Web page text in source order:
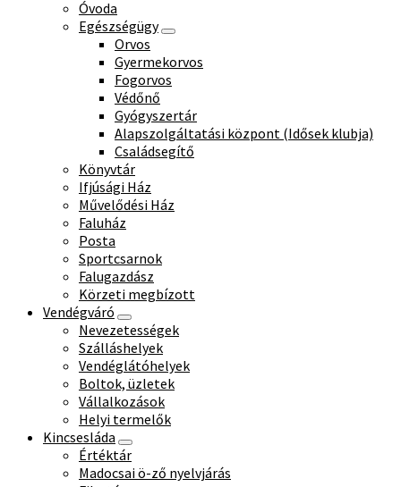
Óvoda
Egészségügy
Orvos
Gyermekorvos
Fogorvos
Védőnő
Gyógyszertár
Alapszolgáltatási központ (Idősek klubja)
Családsegítő
Könyvtár
Ifjúsági Ház
Művelődési Ház
Faluház
Posta
Sportcsarnok
Falugazdász
Körzeti megbízott
Vendégváró
Nevezetességek
Szálláshelyek
Vendéglátóhelyek
Boltok, üzletek
Vállalkozások
Helyi termelők
Kincsesláda
Értéktár
Madocsai ö-ző nyelvjárás